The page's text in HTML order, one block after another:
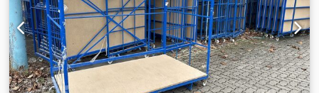
horas desde que eran nuevos. Este equipo ha sido
utilizado por un banco para triturar dinero en efectivo y
residuos confidenciales, y siempre se ha ubicado dentro
de un edificio seguro. Todo en excelentes condiciones y
perfecto funcionamiento. Dsdev Ilphspfx Akkskr